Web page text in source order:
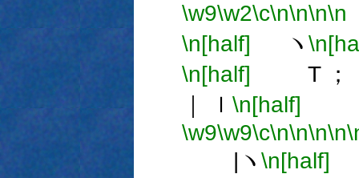
\w9\w2\c\n\n\n\n
\n[half] ヽ
\n[half] T ；
｜ ｌ \n[half]
\w9\w9\c\n\n\n\n
|ヽ \n[half]